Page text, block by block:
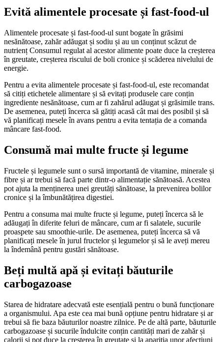
Evită alimentele procesate și fast-food-ul
Alimentele procesate și fast-food-ul sunt bogate în grăsimi
nesănătoase, zahăr adăugat și sodiu și au un conținut scăzut de
nutrienț Consumul regulat al acestor alimente poate duce la creșterea
în greutate, creșterea riscului de boli cronice și scăderea nivelului de
energie.
Pentru a evita alimentele procesate și fast-food-ul, este recomandat
să citiți etichetele alimentare și să evitați produsele care conțin
ingrediente nesănătoase, cum ar fi zahărul adăugat și grăsimile trans.
De asemenea, puteți încerca să gătiți acasă cât mai des posibil și să
vă planificați mesele în avans pentru a evita tentația de a comanda
mâncare fast-food.
Consumă mai multe fructe și legume
Fructele și legumele sunt o sursă importantă de vitamine, minerale și
fibre și ar trebui să facă parte dintr-o alimentație sănătoasă. Acestea
pot ajuta la menținerea unei greutăți sănătoase, la prevenirea bolilor
cronice și la îmbunătățirea digestiei.
Pentru a consuma mai multe fructe și legume, puteți încerca să le
adăugați în diferite feluri de mâncare, cum ar fi salatele, sucurile
proaspete sau smoothie-urile. De asemenea, puteți încerca să vă
planificați mesele în jurul fructelor și legumelor și să le aveți mereu
la îndemână pentru gustări sănătoase.
Beți multă apă și evitați băuturile
carbogazoase
Starea de hidratare adecvată este esențială pentru o bună funcționare
a organismului. Apa este cea mai bună opțiune pentru hidratare și ar
trebui să fie baza băuturilor noastre zilnice. Pe de altă parte, băuturile
carbogazoase și sucurile îndulcite conțin cantități mari de zahăr și
calorii și pot duce la creșterea în greutate și la apariția unor afecțiuni